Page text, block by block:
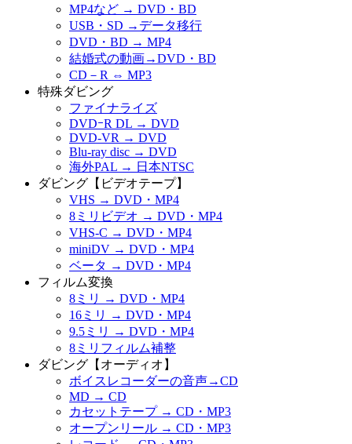
MP4など → DVD・BD
USB・SD →データ移行
DVD・BD → MP4
結婚式の動画→DVD・BD
CD－R ⇔ MP3
特殊ダビング
ファイナライズ
DVDｰR DL → DVD
DVD-VR → DVD
Blu-ray disc → DVD
海外PAL → 日本NTSC
ダビング【ビデオテープ】
VHS → DVD・MP4
8ミリビデオ → DVD・MP4
VHS-C → DVD・MP4
miniDV → DVD・MP4
ベータ → DVD・MP4
フィルム変換
8ミリ → DVD・MP4
16ミリ → DVD・MP4
9.5ミリ → DVD・MP4
8ミリフィルム補整
ダビング【オーディオ】
ボイスレコーダーの音声→CD
MD → CD
カセットテープ → CD・MP3
オープンリール → CD・MP3